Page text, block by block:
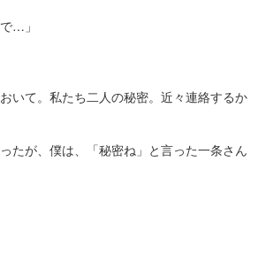
…」
いて。私たち二人の秘密。近々連絡するか
たが、僕は、「秘密ね」と言った一条さん